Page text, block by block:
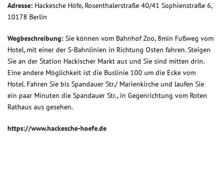
Adresse: Hackesche Höfe, Rosenthalerstraße 40/41 Sophienstraße 6,
10178 Berlin
Wegbeschreibung: Sie können vom Bahnhof Zoo, 8min Fußweg vom
Hotel, mit einer der S-Bahnlinien in Richtung Osten fahren. Steigen
Sie an der Station Hackischer Markt aus und Sie sind mitten drin.
Eine andere Möglichkeit ist die Buslinie 100 um die Ecke vom
Hotel. Fahren Sie bis Spandauer Str./ Marienkirche und laufen Sie
ein paar Minuten die Spandauer Str., in Gegenrichtung vom Roten
Rathaus aus gesehen.
https://www.hackesche-hoefe.de